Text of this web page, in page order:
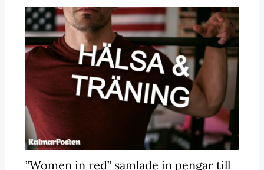
”Women in red” samlade in pengar till